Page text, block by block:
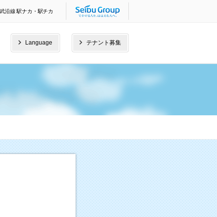
沿線 駅ナカ・駅チカ
Language テナント募集